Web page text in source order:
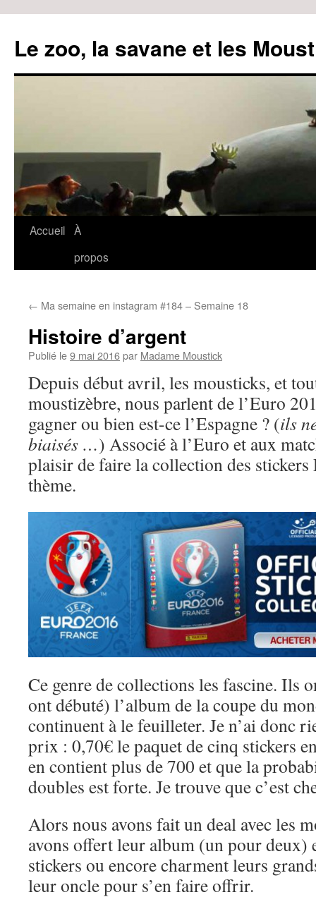
Le zoo, la savane et les
Aller
Accueil À
propos
← Ma semaine en instagram #184 – Semaine 18
Histoire d’argent
Publié le9 mai 2016par Madame Moustick
Depuis début avril, les mousticks, et
moustizèbre, nous parlent de l’Euro
gagner ou bien est-ce l’Espagne ? (ils
biaisés …) Associé à l’Euro et aux
plaisir de faire la collection des stickers
thème.
Ce genre de collections les fascine. Ils
ont débuté) l’album de la coupe du
continuent à le feuilleter. Je n’ai donc
prix : 0,70€ le paquet de cinq stickers
en contient plus de 700 et que la
doubles est forte. Je trouve que c’est
Alors nous avons fait un deal avec les
avons offert leur album (un pour deux)
stickers ou encore charment leurs
leur oncle pour s’en faire offrir.